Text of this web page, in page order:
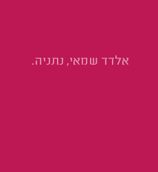
אלדד שמאי, נתניה.